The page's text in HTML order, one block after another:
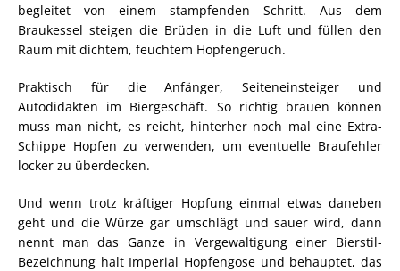
begleitet von einem stampfenden Schritt. Aus dem
Braukessel steigen die Brüden in die Luft und füllen den
Raum mit dichtem, feuchtem Hopfengeruch.
Praktisch für die Anfänger, Seiteneinsteiger und
Autodidakten im Biergeschäft. So richtig brauen können
muss man nicht, es reicht, hinterher noch mal eine Extra-
Schippe Hopfen zu verwenden, um eventuelle Braufehler
locker zu überdecken.
Und wenn trotz kräftiger Hopfung einmal etwas daneben
geht und die Würze gar umschlägt und sauer wird, dann
nennt man das Ganze in Vergewaltigung einer Bierstil-
Bezeichnung halt Imperial Hopfengose und behauptet, das